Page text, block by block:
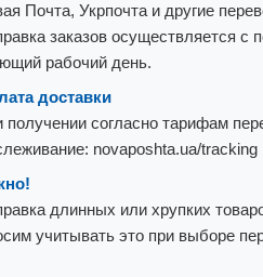
Почта, Укрпочта и другие
заказов осуществляется с
рабочий день.
доставки
согласно тарифам
novaposhta.ua/tracking
длинных или хрупких
учитывать это при выборе